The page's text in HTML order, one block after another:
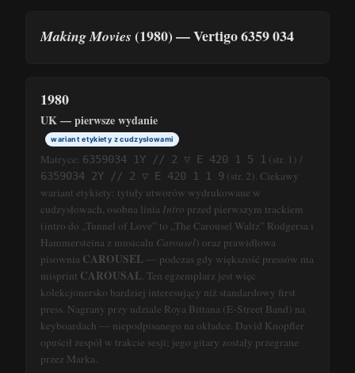
Making Movies (1980) — Vertigo 6359 034
1980
UK — pierwsze wydanie
wariant etykiety z cudzysłowami
Matryce: 6359034 1Y // 2 ▽ E 420 1 5 1 (str. 1) /
6359034 2Y // 2 ▽ E 420 1 1 9 (str. 2). Ciekawy
wariant etykiety: tytuły utworów wydrukowane w
cudzysłowach, osobna linia Intro przed pierwszym trackiem
(intro do „Tunnel of Love” to „The Carousel Waltz” Rodgersa i
Hammersteina z musicalu Carousel) oraz prawidłowa
pisownia CAROUSEL — podczas gdy większość pressów ma
misprint CAROUSAL. Ten egzemplarz jest więc
kolekcjonersko bardziej interesujący niż standardowy first
press. Nagrany przy udziale Roya Bittana (E-Street Band) na
keyboardach — niepodpisanego na okładce. David Knopfler
opuścił zespół w trakcie sesji; jego gitary zostały przegrane
przez Marka.